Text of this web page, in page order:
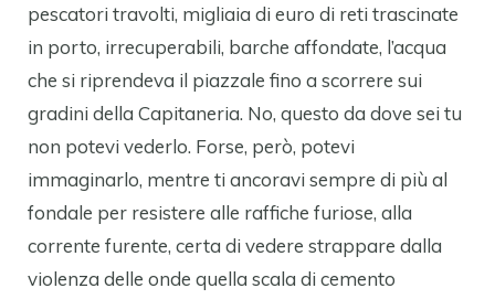
pescatori travolti, migliaia di euro di reti trascinate
in porto, irrecuperabili, barche affondate, l’acqua
che si riprendeva il piazzale fino a scorrere sui
gradini della Capitaneria. No, questo da dove sei tu
non potevi vederlo. Forse, però, potevi
immaginarlo, mentre ti ancoravi sempre di più al
fondale per resistere alle raffiche furiose, alla
corrente furente, certa di vedere strappare dalla
violenza delle onde quella scala di cemento